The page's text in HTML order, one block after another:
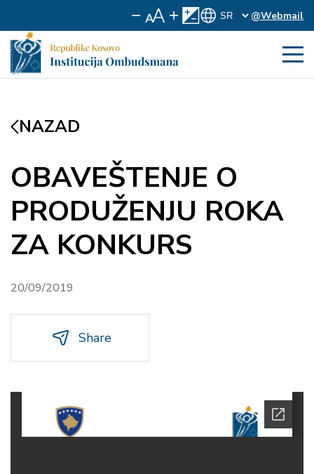
@Webmail
NAZAD
OBAVEŠTENJE O
PRODUŽENJU ROKA
ZA KONKURS
20/09/2019
Share